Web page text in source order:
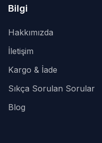
Bilgi
Hakkımızda
İletişim
Kargo & İade
Sıkça Sorulan Sorular
Blog